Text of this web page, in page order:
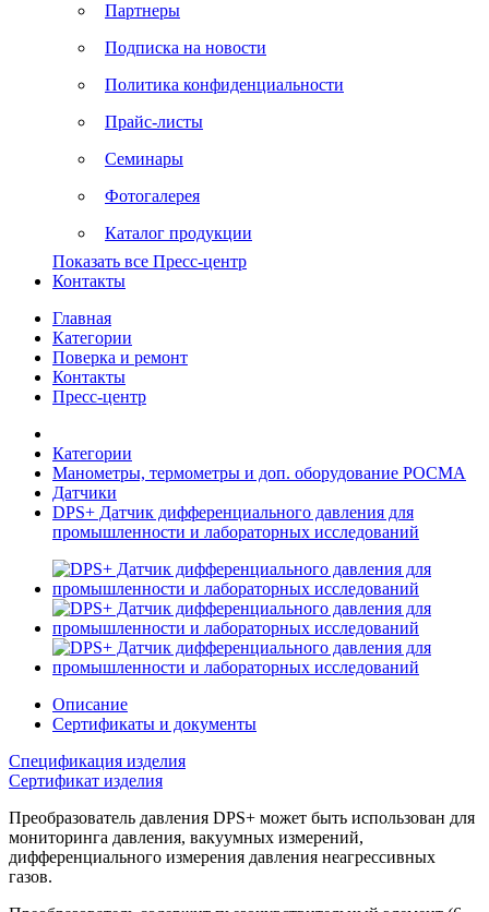
Партнеры
Подписка на новости
Политика конфиденциальности
Прайс-листы
Семинары
Фотогалерея
Каталог продукции
Показать все Пресс-центр
Контакты
Главная
Категории
Поверка и ремонт
Контакты
Пресс-центр
Категории
Манометры, термометры и доп. оборудование РОСМА
Датчики
DPS+ Датчик дифференциального давления для
промышленности и лабораторных исследований
Описание
Сертификаты и документы
Спецификация изделия
Сертификат изделия
Преобразователь давления DPS+ может быть использован для
мониторинга давления, вакуумных измерений,
дифференциального измерения давления неагрессивных
газов.